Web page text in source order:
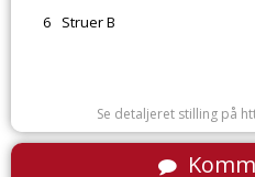
6 Struer B
Se detaljeret stilling på